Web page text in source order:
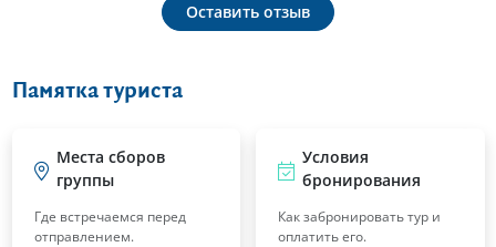
Оставить отзыв
Памятка туриста
Места сборов
группы
Где встречаемся перед
отправлением.
Условия
бронирования
Как забронировать тур и
оплатить его.